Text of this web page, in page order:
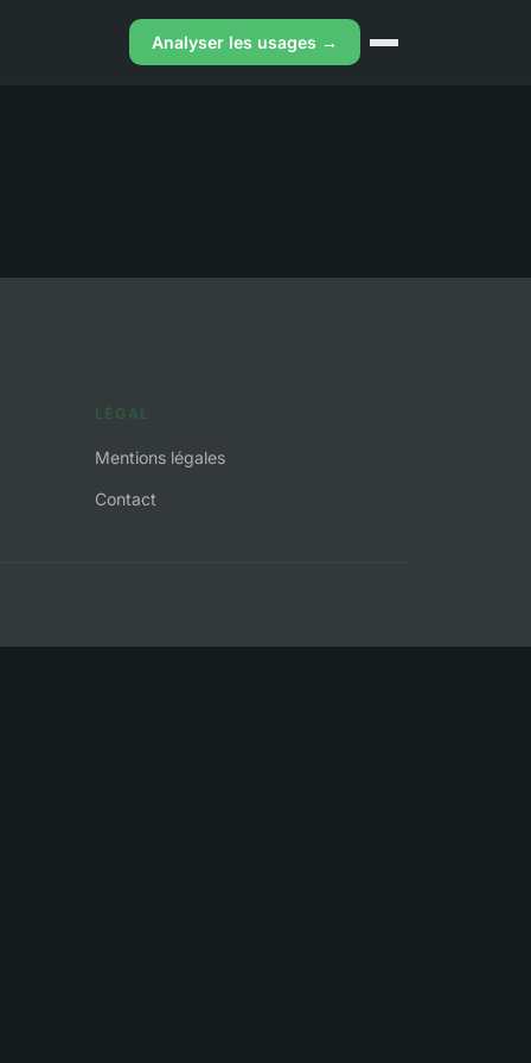
Analyser les usages →
LÉGAL
Mentions légales
Contact